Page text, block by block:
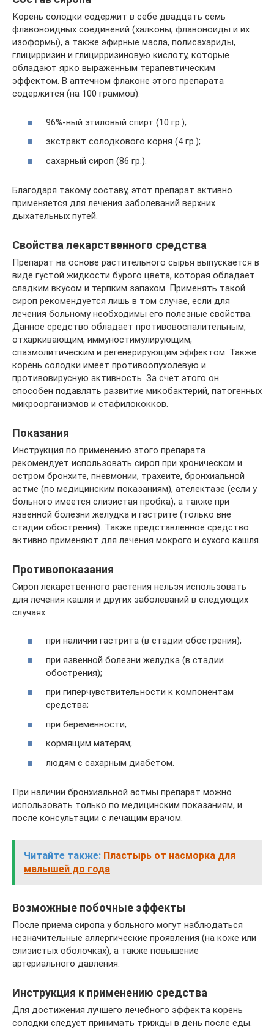
Корень солодки содержит в себе двадцать семь
флавоноидных соединений (халконы, флавоноиды и их
изоформы), а также эфирные масла, полисахариды,
глицирризин и глицирризиновую кислоту, которые
обладают ярко выраженным терапевтическим
эффектом. В аптечном флаконе этого препарата
содержится (на 100 граммов):
96%-ный этиловый спирт (10 гр.);
экстракт солодкового корня (4 гр.);
сахарный сироп (86 гр.).
Благодаря такому составу, этот препарат активно
применяется для лечения заболеваний верхних
дыхательных путей.
Свойства лекарственного средства
Препарат на основе растительного сырья выпускается в
виде густой жидкости бурого цвета, которая обладает
сладким вкусом и терпким запахом. Применять такой
сироп рекомендуется лишь в том случае, если для
лечения больному необходимы его полезные свойства.
Данное средство обладает противовоспалительным,
отхаркивающим, иммуностимулирующим,
спазмолитическим и регенерирующим эффектом. Также
корень солодки имеет противоопухолевую и
противовирусную активность. За счет этого он
способен подавлять развитие микобактерий, патогенных
микроорганизмов и стафилококков.
Показания
Инструкция по применению этого препарата
рекомендует использовать сироп при хроническом и
остром бронхите, пневмонии, трахеите, бронхиальной
астме (по медицинским показаниям), ателектазе (если у
больного имеется слизистая пробка), а также при
язвенной болезни желудка и гастрите (только вне
стадии обострения). Также представленное средство
активно применяют для лечения мокрого и сухого кашля.
Противопоказания
Сироп лекарственного растения нельзя использовать
для лечения кашля и других заболеваний в следующих
случаях:
при наличии гастрита (в стадии обострения);
при язвенной болезни желудка (в стадии
обострения);
при гиперчувствительности к компонентам
средства;
при беременности;
кормящим матерям;
людям с сахарным диабетом.
При наличии бронхиальной астмы препарат можно
использовать только по медицинским показаниям, и
после консультации с лечащим врачом.
Читайте также: Пластырь от насморка для
малышей до года
Возможные побочные эффекты
После приема сиропа у больного могут наблюдаться
незначительные аллергические проявления (на коже или
слизистых оболочках), а также повышение
артериального давления.
Инструкция к применению средства
Для достижения лучшего лечебного эффекта корень
солодки следует принимать трижды в день после еды.